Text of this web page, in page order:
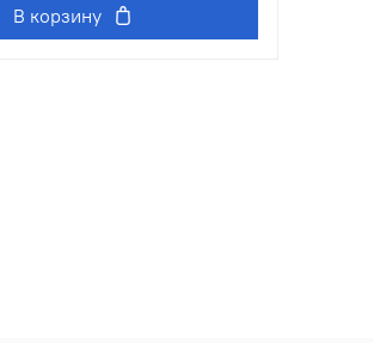
В корзину